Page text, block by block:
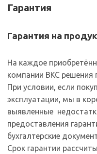
Гарантия
Гарантия на
На каждое
компании ВКС решения
При условии, если
эксплуатации, мы в
выявленные
предоставления
бухгалтерские
Срок гарантии